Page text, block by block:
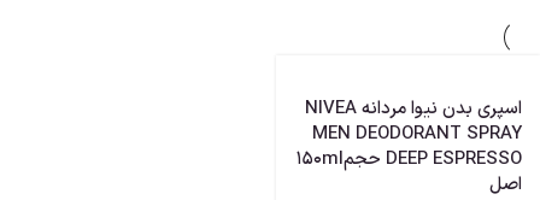
اسپری بدن نیوا مردانه NIVEA
MEN DEODORANT SPRAY
DEEP ESPRESSO حجم150ml
اصل